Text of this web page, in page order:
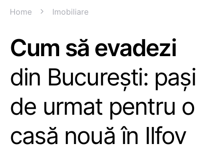
Home Imobiliare
Cum să evadezi
din București: pași
de urmat pentru o
casă nouă în Ilfov